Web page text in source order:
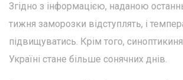
Згідно з інформацією, наданою
тижня заморозки відступлять, і
підвищуватись. Крім того,
Україні стане більше сонячних днів.